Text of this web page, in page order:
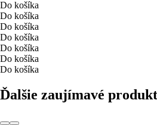
Do košíka
Do košíka
Do košíka
Do košíka
Do košíka
Do košíka
Do košíka
Ďalšie zaujímavé